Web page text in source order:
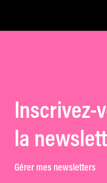
Inscrivez-
la
Gérer mes newsletters